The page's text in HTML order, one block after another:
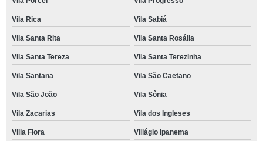
Vila Rica Vila Sabiá
Vila Santa Rita Vila Santa Rosália
Vila Santa Tereza Vila Santa Terezinha
Vila Santana Vila São Caetano
Vila São João Vila Sônia
Vila Zacarias Vila dos Ingleses
Villa Flora Villágio Ipanema